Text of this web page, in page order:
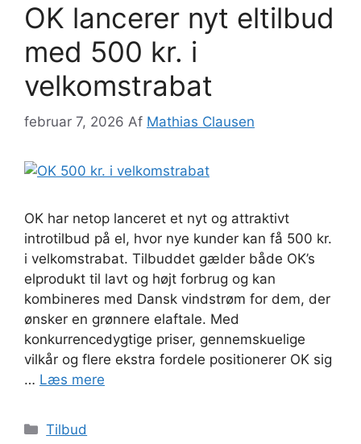
OK lancerer nyt eltilbud
med 500 kr. i
velkomstrabat
februar 7, 2026 Af Mathias Clausen
OK har netop lanceret et nyt og attraktivt
introtilbud på el, hvor nye kunder kan få 500 kr.
i velkomstrabat. Tilbuddet gælder både OK’s
elprodukt til lavt og højt forbrug og kan
kombineres med Dansk vindstrøm for dem, der
ønsker en grønnere elaftale. Med
konkurrencedygtige priser, gennemskuelige
vilkår og flere ekstra fordele positionerer OK sig
… Læs mere
Kategorier
Tilbud